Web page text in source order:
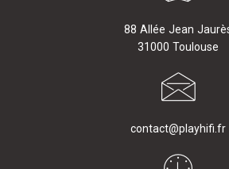
88 Allée Jean
31000 Toulouse
contact@playhifi.fr